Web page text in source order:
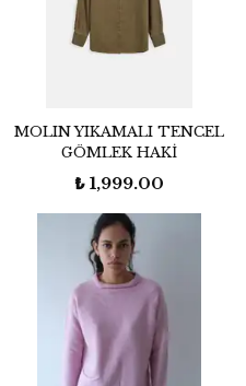
MOLIN YIKAMALI TENCEL
GÖMLEK HAKİ
₺ 1,999.00